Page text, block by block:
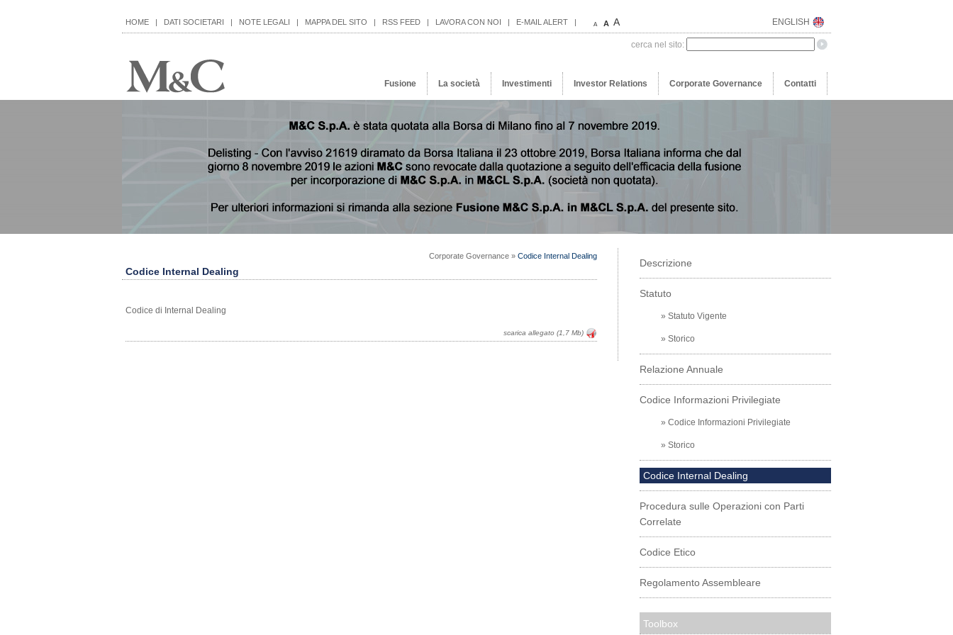
HOME | DATI SOCIETARI | NOTE LEGALI | MAPPA DEL SITO | RSS FEED | LAVORA CON NOI | E-MAIL ALERT | A A A ENGLISH
cerca nel sito:
Fusione La società Investimenti Investor Relations Corporate Governance Contatti
Corporate Governance » Codice Internal Dealing
Codice Internal Dealing
Codice di Internal Dealing
scarica allegato (1,7 Mb)
Descrizione
Statuto
» Statuto Vigente
» Storico
Relazione Annuale
Codice Informazioni Privilegiate
» Codice Informazioni Privilegiate
» Storico
Codice Internal Dealing
Procedura sulle Operazioni con Parti
Correlate
Codice Etico
Regolamento Assembleare
Toolbox